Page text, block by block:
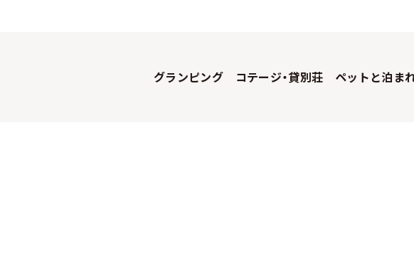
グランピング コテージ・貸別荘 ペットと泊ま